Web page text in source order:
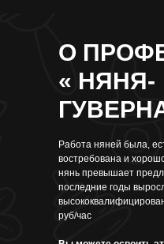
О
« НЯНЯ-
Работа няней была,
востребована и
нянь превышает
последние годы
руб/час